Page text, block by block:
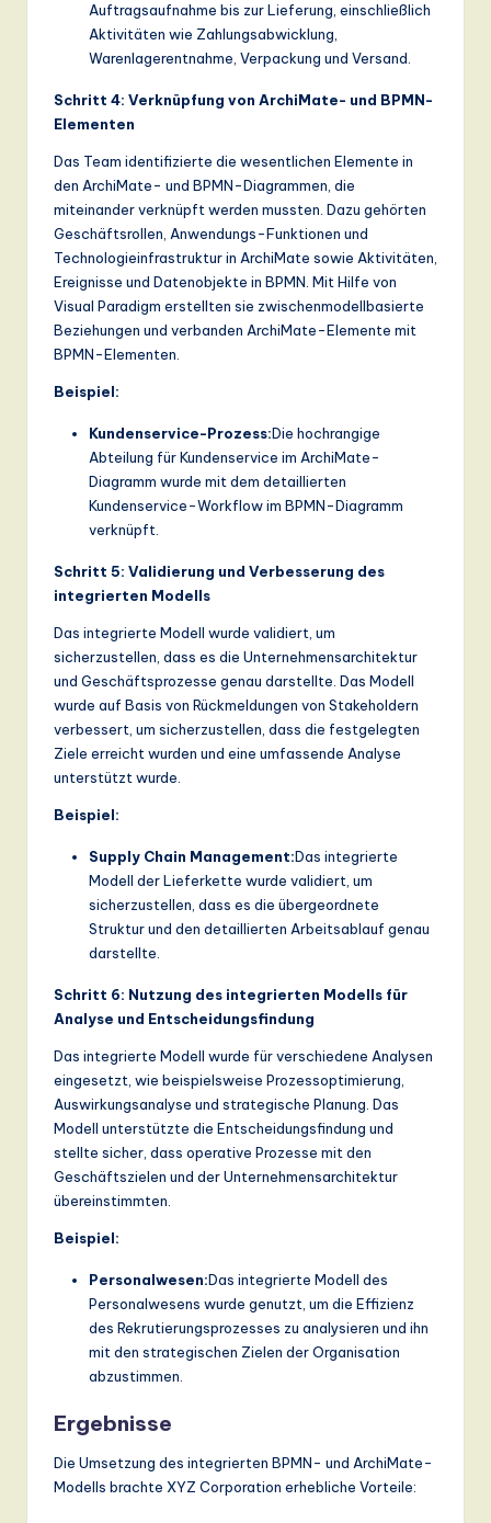
Auftragsaufnahme bis zur Lieferung, einschließlich
Aktivitäten wie Zahlungsabwicklung,
Warenlagerentnahme, Verpackung und Versand.
Schritt 4: Verknüpfung von ArchiMate- und BPMN-
Elementen
Das Team identifizierte die wesentlichen Elemente in
den ArchiMate- und BPMN-Diagrammen, die
miteinander verknüpft werden mussten. Dazu gehörten
Geschäftsrollen, Anwendungs-Funktionen und
Technologieinfrastruktur in ArchiMate sowie Aktivitäten,
Ereignisse und Datenobjekte in BPMN. Mit Hilfe von
Visual Paradigm erstellten sie zwischenmodellbasierte
Beziehungen und verbanden ArchiMate-Elemente mit
BPMN-Elementen.
Beispiel:
Kundenservice-Prozess:Die hochrangige
Abteilung für Kundenservice im ArchiMate-
Diagramm wurde mit dem detaillierten
Kundenservice-Workflow im BPMN-Diagramm
verknüpft.
Schritt 5: Validierung und Verbesserung des
integrierten Modells
Das integrierte Modell wurde validiert, um
sicherzustellen, dass es die Unternehmensarchitektur
und Geschäftsprozesse genau darstellte. Das Modell
wurde auf Basis von Rückmeldungen von Stakeholdern
verbessert, um sicherzustellen, dass die festgelegten
Ziele erreicht wurden und eine umfassende Analyse
unterstützt wurde.
Beispiel:
Supply Chain Management:Das integrierte
Modell der Lieferkette wurde validiert, um
sicherzustellen, dass es die übergeordnete
Struktur und den detaillierten Arbeitsablauf genau
darstellte.
Schritt 6: Nutzung des integrierten Modells für
Analyse und Entscheidungsfindung
Das integrierte Modell wurde für verschiedene Analysen
eingesetzt, wie beispielsweise Prozessoptimierung,
Auswirkungsanalyse und strategische Planung. Das
Modell unterstützte die Entscheidungsfindung und
stellte sicher, dass operative Prozesse mit den
Geschäftszielen und der Unternehmensarchitektur
übereinstimmten.
Beispiel:
Personalwesen:Das integrierte Modell des
Personalwesens wurde genutzt, um die Effizienz
des Rekrutierungsprozesses zu analysieren und ihn
mit den strategischen Zielen der Organisation
abzustimmen.
Ergebnisse
Die Umsetzung des integrierten BPMN- und ArchiMate-
Modells brachte XYZ Corporation erhebliche Vorteile: